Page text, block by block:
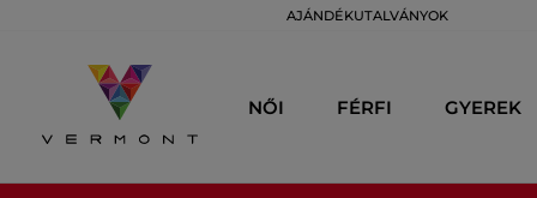
AJÁNDÉKUTALVÁNYOK
NŐI FÉRFI GYEREK